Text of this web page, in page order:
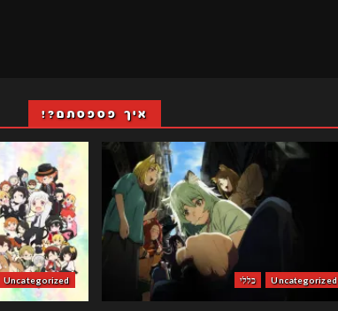
איך פספסתם?!
Uncategorized כללי Uncategorized